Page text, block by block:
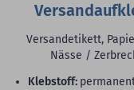
Versandetikett,
Nässe /
Klebstoff: